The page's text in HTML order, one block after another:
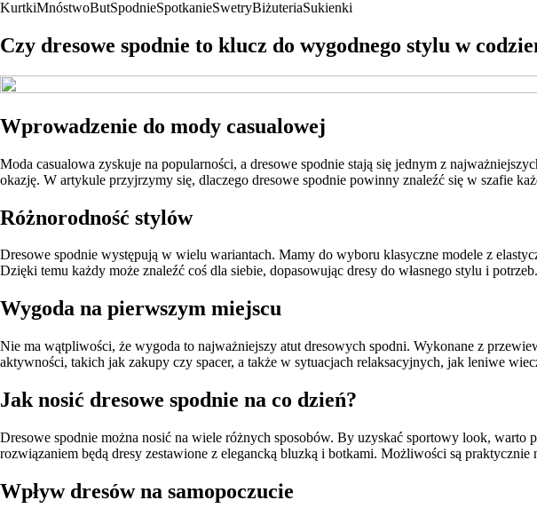
KurtkiMnóstwoButSpodnieSpotkanieSwetryBiżuteriaSukienki
Czy dresowe spodnie to klucz do wygodnego stylu w
Wprowadzenie do mody casualowej
Moda casualowa zyskuje na popularności, a dresowe spodnie stają się jednym z
okazję. W artykule przyjrzymy się, dlaczego dresowe spodnie powinny znaleźć się w szafie
Różnorodność stylów
Dresowe spodnie występują w wielu wariantach. Mamy do wyboru klasyczne modele z
Dzięki temu każdy może znaleźć coś dla siebie, dopasowując dresy do własnego stylu i potrzeb.
Wygoda na pierwszym miejscu
Nie ma wątpliwości, że wygoda to najważniejszy atut dresowych spodni. Wykonane z
aktywności, takich jak zakupy czy spacer, a także w sytuacjach relaksacyjnych, jak leniwe
Jak nosić dresowe spodnie na co dzień?
Dresowe spodnie można nosić na wiele różnych sposobów. By uzyskać sportowy look, warto
rozwiązaniem będą dresy zestawione z elegancką bluzką i botkami. Możliwości są
Wpływ dresów na samopoczucie